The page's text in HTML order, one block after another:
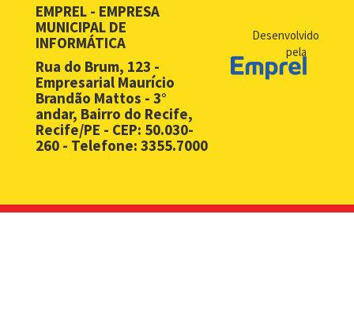
BPM - Cadastro Simplificado para Contribuintes de Outros
BPM - Desbloqueio de Senha Web - PF
BPM - Desbloqueio de Senha Web - PJ
BPM - Licença Premio
BPM - Monitoramento Áreas de Risco
EMPREL - EMPRESA
MUNICIPAL DE
INFORMÁTICA
Rua do Brum, 123 -
Empresarial Maurício
Brandão Mattos - 3°
andar, Bairro do Recife,
Recife/PE - CEP: 50.030-
260 - Telefone: 3355.7000
Desenvolvido
pela